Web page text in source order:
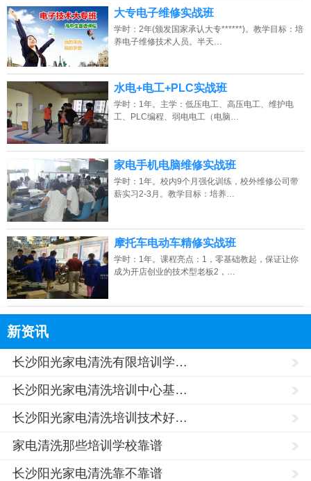
大专电子维修实战班
学时：2年(颁发国家承认大专******)。教学目标：培
养电子维修技术人员。半天…
水电+电工+PLC实战班
学时：1年。主学：低压电工、高压电工、维护电
工、PLC编程、弱电电工（电脑…
家电手机电脑维修实战班
学时：1年。校内9个月强化训练，校外维修公司带
薪实习2-3月。教学目标：培养…
摩托车电动车精修实战班
学时：1年。课程亮点：1，零基础教起，保证让你
成为开店创业的技术型老板2，…
新资讯
长沙阳光家电清洗有限培训学…
长沙阳光家电清洗培训中心基…
长沙阳光家电清洗培训技术好…
家电清洗那些培训学校靠谱
长沙阳光家电清洗靠不靠谱